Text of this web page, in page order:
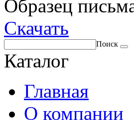
Образец
Скачать
Поиск
Каталог
Главная
О компании